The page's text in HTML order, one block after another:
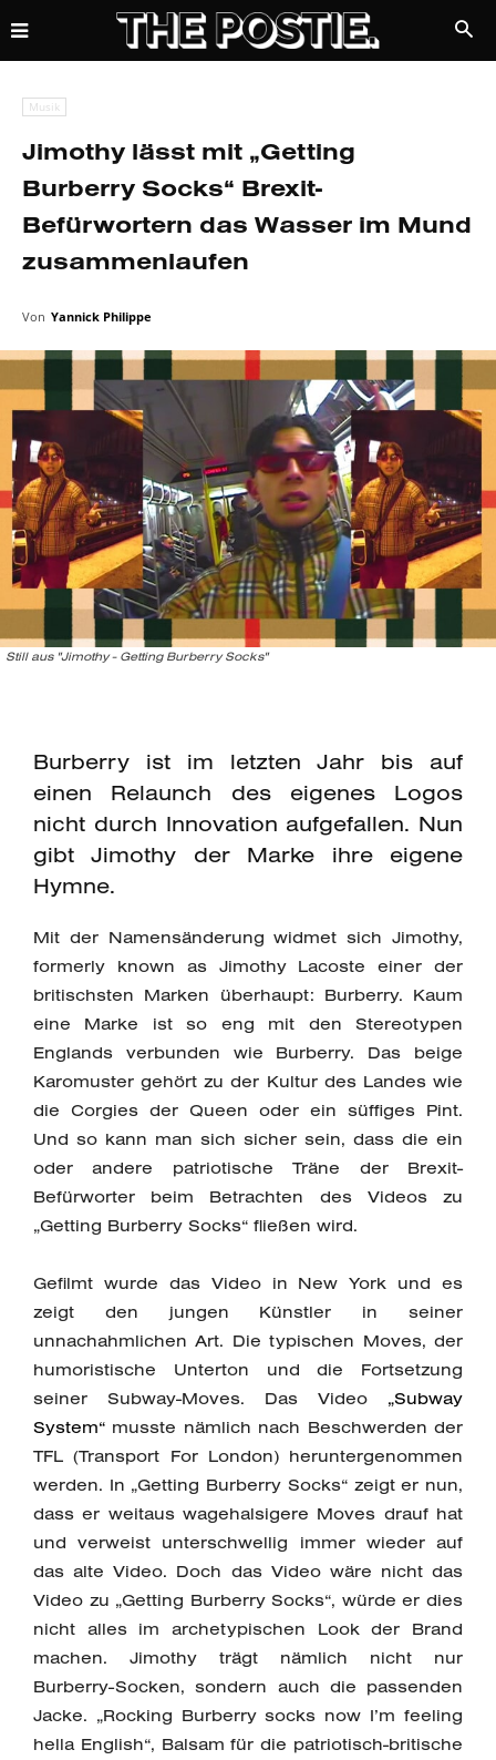
Musik
Jimothy lässt mit „Getting
Burberry Socks“ Brexit-
Befürwortern das Wasser im Mund
zusammenlaufen
Von Yannick Philippe
Still aus "Jimothy - Getting Burberry Socks"
Burberry ist im letzten Jahr bis auf
einen Relaunch des eigenes Logos
nicht durch Innovation aufgefallen. Nun
gibt Jimothy der Marke ihre eigene
Hymne.
Mit der Namensänderung widmet sich Jimothy,
formerly known as Jimothy Lacoste einer der
britischsten Marken überhaupt: Burberry. Kaum
eine Marke ist so eng mit den Stereotypen
Englands verbunden wie Burberry. Das beige
Karomuster gehört zu der Kultur des Landes wie
die Corgies der Queen oder ein süffiges Pint.
Und so kann man sich sicher sein, dass die ein
oder andere patriotische Träne der Brexit-
Befürworter beim Betrachten des Videos zu
„Getting Burberry Socks“ fließen wird.
Gefilmt wurde das Video in New York und es
zeigt den jungen Künstler in seiner
unnachahmlichen Art. Die typischen Moves, der
humoristische Unterton und die Fortsetzung
seiner Subway-Moves. Das Video „Subway
System“ musste nämlich nach Beschwerden der
TFL (Transport For London) heruntergenommen
werden. In „Getting Burberry Socks“ zeigt er nun,
dass er weitaus wagehalsigere Moves drauf hat
und verweist unterschwellig immer wieder auf
das alte Video. Doch das Video wäre nicht das
Video zu „Getting Burberry Socks“, würde er dies
nicht alles im archetypischen Look der Brand
machen. Jimothy trägt nämlich nicht nur
Burberry-Socken, sondern auch die passenden
Jacke. „Rocking Burberry socks now I’m feeling
hella English“, Balsam für die patriotisch-britische